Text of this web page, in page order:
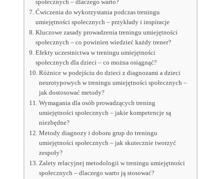
społecznych – dlaczego warto?
Ćwiczenia do wykorzystania podczas treningu
umiejętności społecznych – przykłady i inspiracje
Kluczowe zasady prowadzenia treningu umiejętności
społecznych – co powinien wiedzieć każdy trener?
Efekty uczestnictwa w treningu umiejętności
społecznych dla dzieci – co można osiągnąć?
Różnice w podejściu do dzieci z diagnozami a dzieci
neurotypowych w treningu umiejętności społecznych –
jak dostosować metody?
Wymagania dla osób prowadzących trening
umiejętności społecznych – jakie kompetencje są
niezbędne?
Metody diagnozy i doboru grup do treningu
umiejętności społecznych – jak skutecznie tworzyć
zespoły?
Zalety relacyjnej metodologii w treningu umiejętności
społecznych – dlaczego warto ją stosować?